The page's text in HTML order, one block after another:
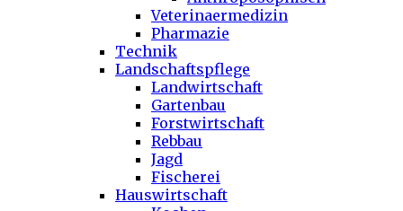
Veterinaermedizin
Pharmazie
Technik
Landschaftspflege
Landwirtschaft
Gartenbau
Forstwirtschaft
Rebbau
Jagd
Fischerei
Hauswirtschaft